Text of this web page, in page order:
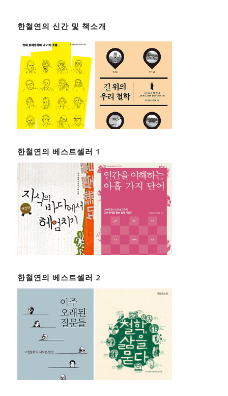
한철연의 신간 및 책소개
한철연의 베스트셀러 1
한철연의 베스트셀러 2